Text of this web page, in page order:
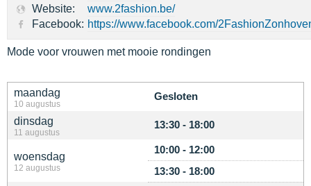
maandag
10 augustus
Gesloten
dinsdag
11 augustus
13:30 - 18:00
woensdag
12 augustus
10:00 - 12:00
13:30 - 18:00
Website:
www.2fashion.be/
Facebook: https://www.facebook.com/
Mode voor vrouwen met mooie rondingen